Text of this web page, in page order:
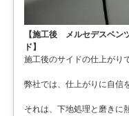
【施工後 メルセデスベン
ド】
施工後のサイドの仕上がり
弊社では、仕上がりに自信
それは、下地処理と磨きに